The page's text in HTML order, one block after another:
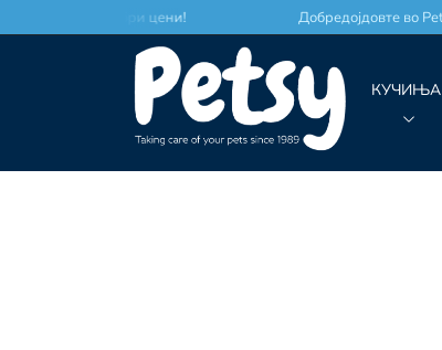
место по најдобри цени! Добредојдовте во
КУЧИЊА